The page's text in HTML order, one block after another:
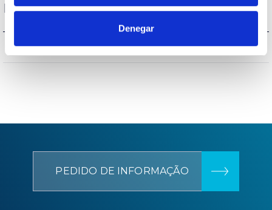
Denegar
Dados gerais
Isolamento elétrico CCIII
PEDIDO DE INFORMAÇÃO